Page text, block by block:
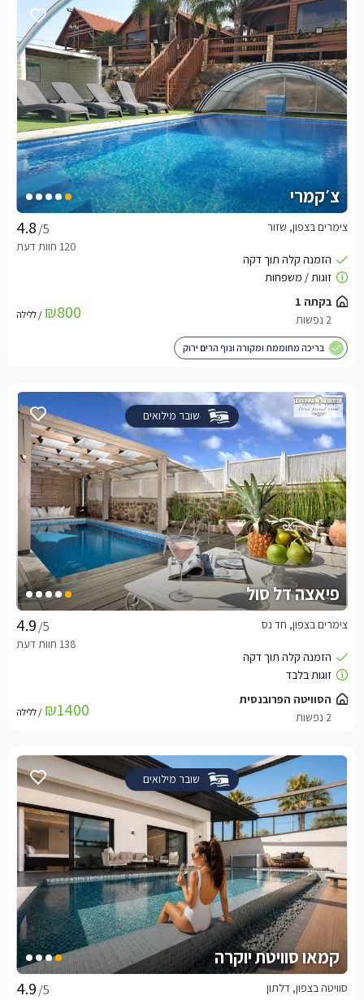
צ׳קמרי
/5 צימרים בצפון, שזור
בקתה 1
2 נפשות
₪800 / ללילה
בריכה מחוממת ומקורה ונוף הרים ירוק
שובר מילואים
פיאצה דל סול
/5 צימרים בצפון, חד נס
הסוויטה הפרובנסית
2 נפשות
₪1400 / ללילה
שובר מילואים
קמאו סוויטת יוקרה
/5 סוויטה בצפון, דלתון